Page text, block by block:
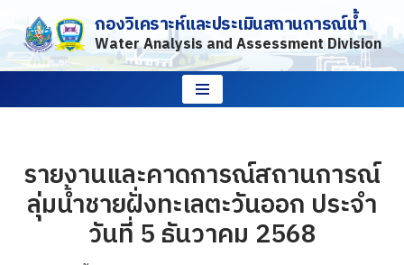
Skip
to
กองวิเคราะห์และประเมินสถานการณ์น้ำ
Water Analysis and Assessment Division
รายงานและคาดการณ์สถานการณ์
ลุ่มน้ำชายฝั่งทะเลตะวันออก ประจำ
วันที่ 5 ธันวาคม 2568